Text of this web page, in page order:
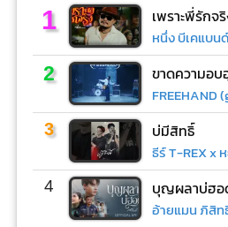
1 เพราะพี่รักจ
หนึ่ง บีเคแบน
2 ขาดความอบ
3 บ่มีสิทธิ์
ธีร์ T-REX x
4 บุญผลาบ่ฮอ
อ้ายแมน ภิสิ